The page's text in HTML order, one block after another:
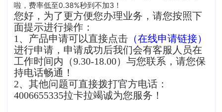
啦，费率低至0.38%秒到不加3！
您好，为了更方便您办理业务，请您按照下
面提示进行操作：
1、产品申请可以直接点击 （在线申请链接）
进行申请，申请成功后我们会有客服人员在
工作时间内（9.30-18.00）与您联系，请您保
持电话畅通！
2、其他问题可直接拨打官方电话：
4006655335拉卡拉竭诚为您服务！